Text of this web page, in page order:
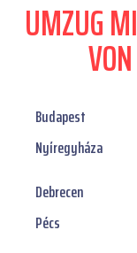
UMZUG
Budapest
Nyíregyháza
Debrecen
Pécs